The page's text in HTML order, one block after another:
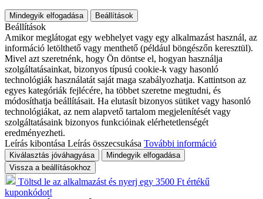
Mindegyik elfogadása Beállítások
Beállítások
Amikor meglátogat egy webhelyet vagy egy alkalmazást használ, az
információ letölthető vagy menthető (például böngészőn keresztül).
Mivel azt szeretnénk, hogy Ön döntse el, hogyan használja
szolgáltatásainkat, bizonyos típusú cookie-k vagy hasonló
technológiák használatát saját maga szabályozhatja. Kattintson az
egyes kategóriák fejlécére, ha többet szeretne megtudni, és
módosíthatja beállításait. Ha elutasít bizonyos sütiket vagy hasonló
technológiákat, az nem alapvető tartalom megjelenítését vagy
szolgáltatásaink bizonyos funkcióinak elérhetetlenségét
eredményezheti.
Leírás kibontása Leírás összecsukása További információ
Kiválasztás jóváhagyása
Mindegyik elfogadása
Vissza a beállításokhoz
Töltsd le az alkalmazást és nyerj egy 3500 Ft értékű
kuponkódot!